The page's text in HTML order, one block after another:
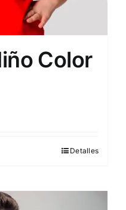
Color
Detalles